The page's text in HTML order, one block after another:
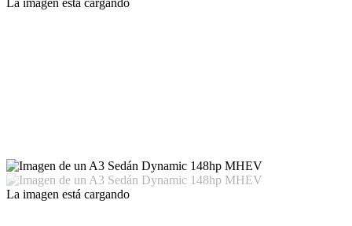
La imagen está cargando